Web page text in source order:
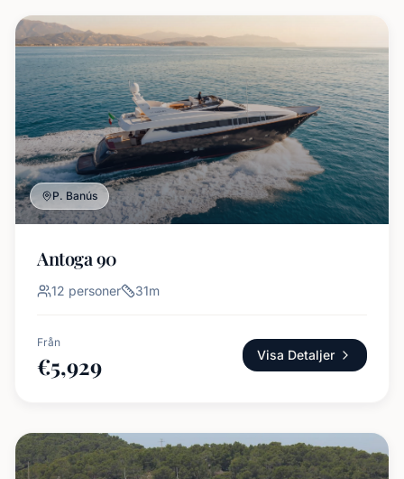
P. Banús
Antoga 90
12 personer 31m
Från
€5,929 Visa Detaljer